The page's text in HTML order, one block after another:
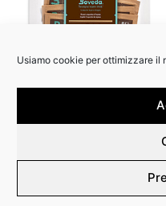
Usiamo cookie per ottimizzare il